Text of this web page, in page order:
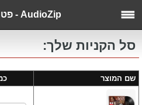
AudioZip - פטיפונים וסטריאו...
סל הקניות שלך:
שם המוצר